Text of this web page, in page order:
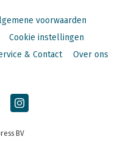
voorwaarden
Cookie instellingen
& Contact Over ons
BV